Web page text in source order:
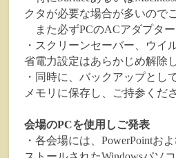
クタが必要な場合が多いので
また必ずPCのACアダプター
・スクリーンセーバー、ウイ
省電力設定はあらかじめ解除
・同時に、バックアップとし
メモリに保存し、ご持参くだ
会場のPCを使用しご発表
・各会場には、PowerPointお